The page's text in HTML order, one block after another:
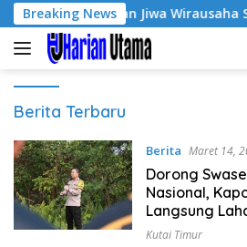
Langsung
ke
konten
Breaking News
Tumbuhkan Jiwa Wirausaha Sejak
Harian
Berita Terbaru
Berita Maret 14,
Dorong
Nasional,
Langsung
Kutai Timur